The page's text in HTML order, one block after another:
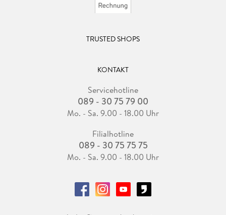
TRUSTED SHOPS
KONTAKT
Servicehotline
089 - 30 75 79 00
Mo. - Sa. 9.00 - 18.00 Uhr
Filialhotline
089 - 30 75 75 75
Mo. - Sa. 9.00 - 18.00 Uhr